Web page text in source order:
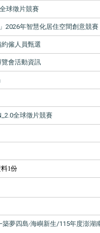
球徵片競賽
2026年智慧化居住空間創意競賽
僱人員甄選
會活動資訊
全球徵片競賽
1份
夢四島‧海嶼新生/115年度澎湖